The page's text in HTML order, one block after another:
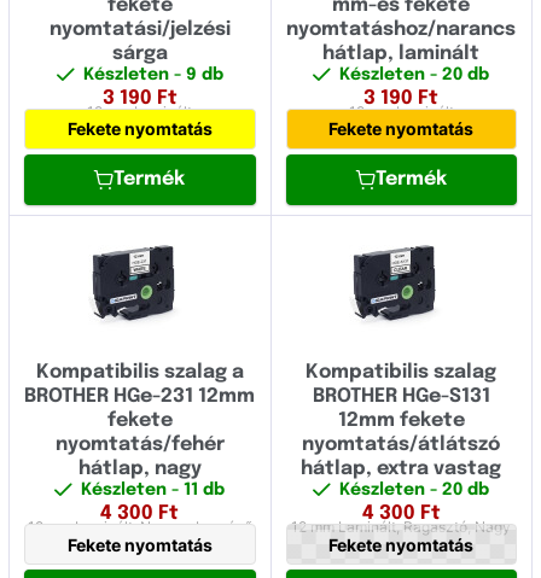
fekete
nyomtatási/jelzési
sárga
Készleten - 9 db
3 190 Ft
12 mmLaminált
Fekete nyomtatás
Termék
mm-es fekete
nyomtatáshoz/narancs
hátlap, laminált
Készleten- 20 db
3 190 Ft
12 mmLaminált
Fekete nyomtatás
Termék
Kompatibilis szalag a
BROTHER HGe-231 12mm
fekete
nyomtatás/fehér
hátlap, nagy
sebességű
Készleten- 11 db
4 300 Ft
12 mmLaminált,Nagy sebességű
Fekete nyomtatás
Kompatibilis szalag
BROTHER HGe-S131
12mm fekete
nyomtatás/átlátszó
hátlap, extra vastag
Készleten- 20 db
4 300 Ft
12 mmLaminált,Ragasztó,Nagy
sebességű
Fekete nyomtatás